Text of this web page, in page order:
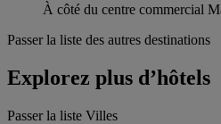
À côté du centre commercial
Passer la liste des autres destinations
Explorez plus d’hôtels
Passer la liste Villes